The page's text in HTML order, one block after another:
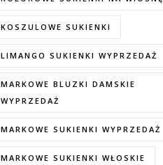
KOSZULOWE SUKIENKI
LIMANGO SUKIENKI WYPRZEDAŻ
MARKOWE BLUZKI DAMSKIE
WYPRZEDAŻ
MARKOWE SUKIENKI WYPRZEDAŻ
MARKOWE SUKIENKI WŁOSKIE